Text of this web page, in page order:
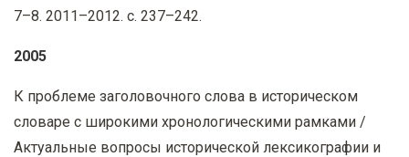
7–8. 2011–2012. с. 237–242.
2005
К проблеме заголовочного слова в историческом
словаре с широкими хронологическими рамками /
Актуальные вопросы исторической лексикографии и